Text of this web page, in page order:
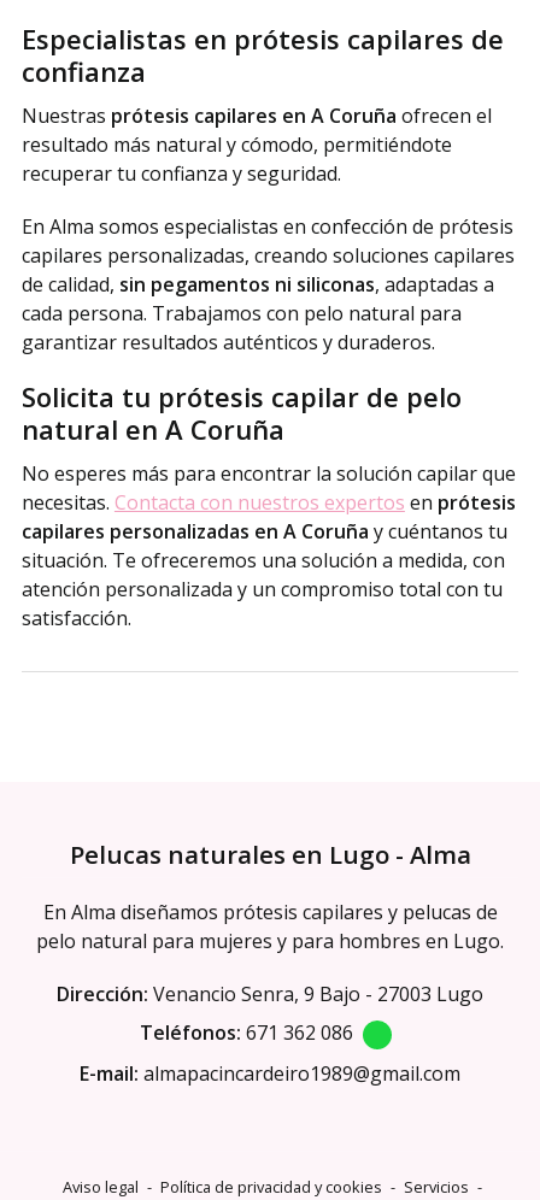
Especialistas en prótesis capilares de
confianza
Nuestras prótesis capilares en A Coruña ofrecen el
resultado más natural y cómodo, permitiéndote
recuperar tu confianza y seguridad.
En Alma somos especialistas en confección de prótesis
capilares personalizadas, creando soluciones capilares
de calidad, sin pegamentos ni siliconas, adaptadas a
cada persona. Trabajamos con pelo natural para
garantizar resultados auténticos y duraderos.
Solicita tu prótesis capilar de pelo
natural en A Coruña
No esperes más para encontrar la solución capilar que
necesitas. Contacta con nuestros expertos en prótesis
capilares personalizadas en A Coruña y cuéntanos tu
situación. Te ofreceremos una solución a medida, con
atención personalizada y un compromiso total con tu
satisfacción.
Pelucas naturales en Lugo - Alma
En Alma diseñamos prótesis capilares y pelucas de
pelo natural para mujeres y para hombres en Lugo.
Dirección: Venancio Senra, 9 Bajo - 27003 Lugo
Teléfonos: 671 362 086
E-mail: almapacincardeiro1989@gmail.com
Aviso legal - Política de privacidad y cookies - Servicios -